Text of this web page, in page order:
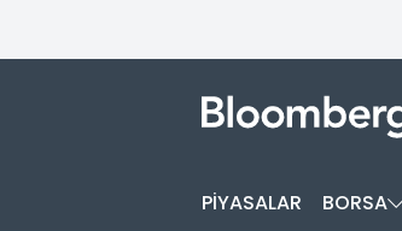
PİYASALAR BORSA